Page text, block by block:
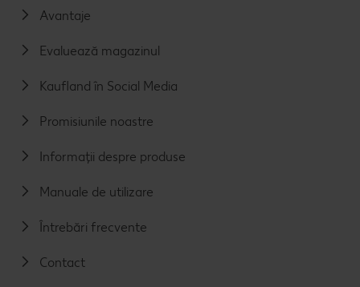
Avantaje
Evaluează magazinul
Kaufland în Social Media
Promisiunile noastre
Informații despre produse
Manuale de utilizare
Întrebări frecvente
Contact